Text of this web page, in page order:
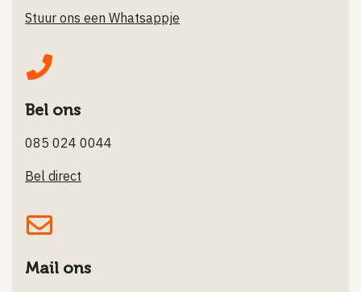
Stuur ons een Whatsappje
Bel ons
085 024 0044
Bel direct
Mail ons